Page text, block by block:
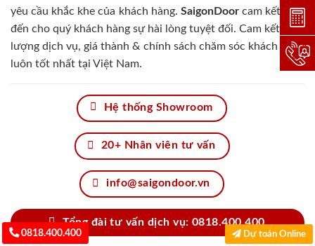
yêu cầu khắc khe của khách hàng. SaigonDoorcam kết đem
đến cho quý khách hàng sự hài lòng tuyệt đối. Cam kết chất
lượng dịch vụ, giá thành & chính sách chăm sóc khách hàng
luôn tốt nhất tại Việt Nam.
Hệ thống Showroom
20+ Nhân viên tư vấn
info@saigondoor.vn
Tổng đài tư vấn dịch vụ: 0818.400.400
0818.400.400
Dự toán Online
Dự